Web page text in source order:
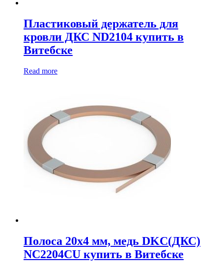
Пластиковый держатель для
кровли ДКС ND2104 купить в
Витебске
Read more
Полоса 20х4 мм, медь DKC(ДКС)
NC2204CU купить в Витебске